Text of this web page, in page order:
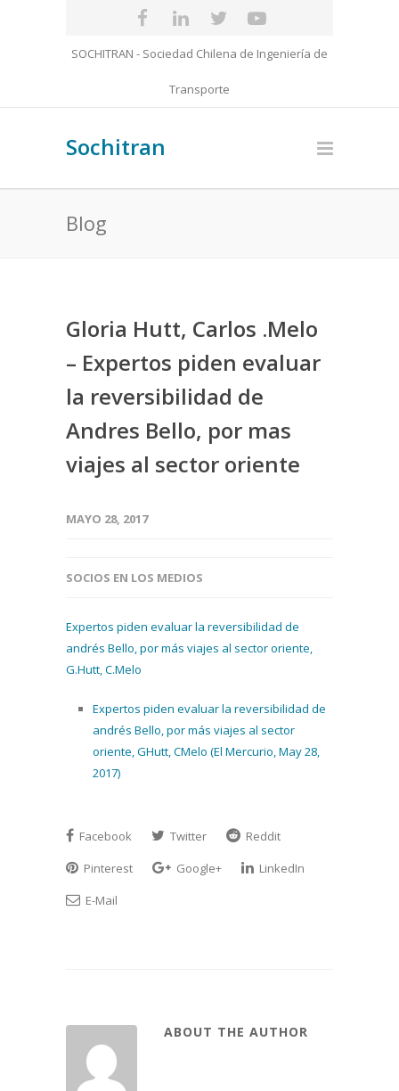
SOCHITRAN - Sociedad Chilena de Ingeniería de
Transporte
Sochitran
Blog
Gloria Hutt, Carlos .Melo
– Expertos piden evaluar
la reversibilidad de
Andres Bello, por mas
viajes al sector oriente
MAYO 28, 2017
SOCIOS EN LOS MEDIOS
Expertos piden evaluar la reversibilidad de
andrés Bello, por más viajes al sector oriente,
G.Hutt, C.Melo
Expertos piden evaluar la reversibilidad de
andrés Bello, por más viajes al sector
oriente, GHutt, CMelo (El Mercurio, May 28,
2017)
Facebook Twitter
Reddit
Pinterest
Google+
LinkedIn
E-Mail
ABOUT THE AUTHOR